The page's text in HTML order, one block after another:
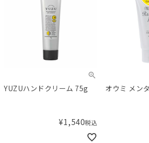
YUZUハンドクリーム 75g
¥1,540税込
オウミ メン